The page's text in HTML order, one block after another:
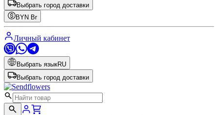
Выбрать город доставки
BYN Br
Личный кабинет
Выбрать языкRU
Выбрать город доставки